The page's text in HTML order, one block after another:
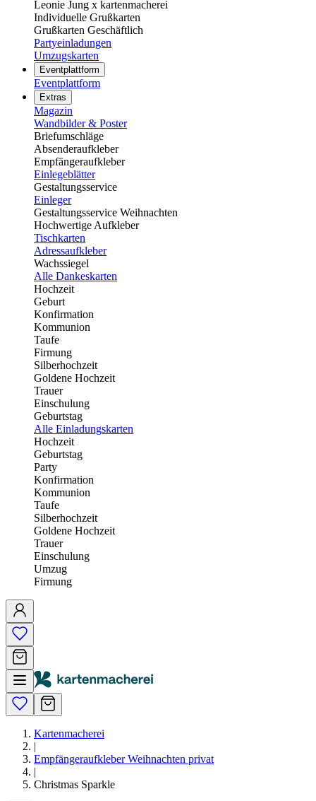
Leonie Jung x kartenmacherei
Individuelle Grußkarten
Grußkarten Geschäftlich
Partyeinladungen
Umzugskarten
Eventplattform
Eventplattform
Extras
Magazin
Wandbilder & Poster
Briefumschläge
Absenderaufkleber
Empfängeraufkleber
Einlegeblätter
Gestaltungsservice
Einleger
Gestaltungsservice Weihnachten
Hochwertige Aufkleber
Tischkarten
Adressaufkleber
Wachssiegel
Alle Dankeskarten
Hochzeit
Geburt
Konfirmation
Kommunion
Taufe
Firmung
Silberhochzeit
Goldene Hochzeit
Trauer
Einschulung
Geburtstag
Alle Einladungskarten
Hochzeit
Geburtstag
Party
Konfirmation
Kommunion
Taufe
Silberhochzeit
Goldene Hochzeit
Trauer
Einschulung
Umzug
Firmung
Kartenmacherei
|
Empfängeraufkleber Weihnachten privat
|
Christmas Sparkle